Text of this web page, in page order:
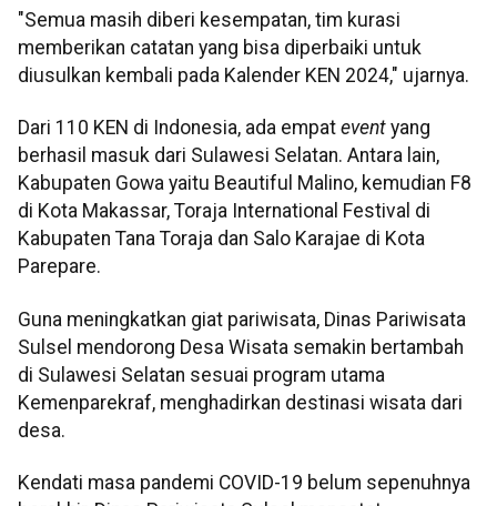
"Semua masih diberi kesempatan, tim kurasi
memberikan catatan yang bisa diperbaiki untuk
diusulkan kembali pada Kalender KEN 2024," ujarnya.
Dari 110 KEN di Indonesia, ada empat event yang
berhasil masuk dari Sulawesi Selatan. Antara lain,
Kabupaten Gowa yaitu Beautiful Malino, kemudian F8
di Kota Makassar, Toraja International Festival di
Kabupaten Tana Toraja dan Salo Karajae di Kota
Parepare.
Guna meningkatkan giat pariwisata, Dinas Pariwisata
Sulsel mendorong Desa Wisata semakin bertambah
di Sulawesi Selatan sesuai program utama
Kemenparekraf, menghadirkan destinasi wisata dari
desa.
Kendati masa pandemi COVID-19 belum sepenuhnya